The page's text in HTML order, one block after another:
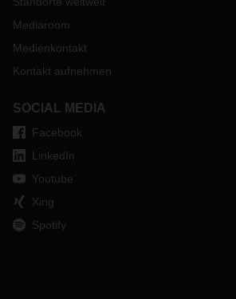
Mediaroom
Medienkontakt
Kontakt aufnehmen
SOCIAL MEDIA
Facebook
LinkedIn
Youtube
Xing
Spotify